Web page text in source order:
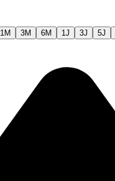
1M 3M 6M 1J 3J 5J